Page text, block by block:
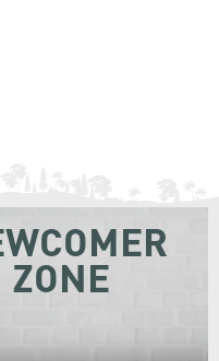
ZONE